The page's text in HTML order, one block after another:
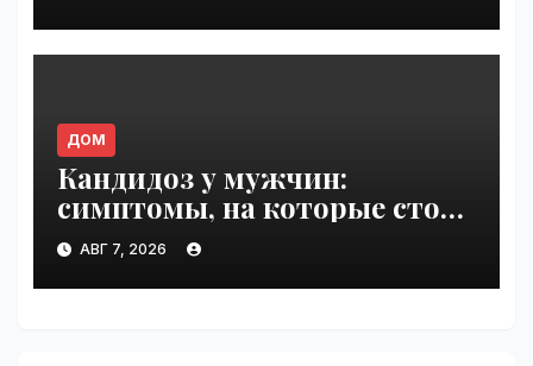
ДОМ
Кандидоз у мужчин:
симптомы, на которые стоит
обратить внимание |
VseTime.ru
АВГ 7, 2026